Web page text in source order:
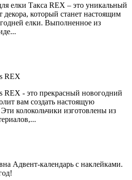
елки Такса REX – это уникальный
который станет настоящим
елки. Выполненное из
REX
REX - это прекрасный новогодний
вам создать настоящую
колокольчики изготовлены из
Адвент-календарь с наклейками.